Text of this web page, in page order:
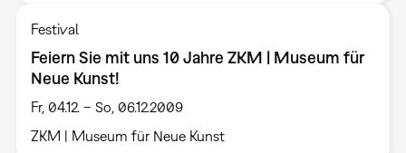
Festival
Feiern Sie mit uns 10 Jahre ZKM | Museum für
Neue Kunst!
Fr, 04.12. – So, 06.12.2009
ZKM | Museum für Neue Kunst